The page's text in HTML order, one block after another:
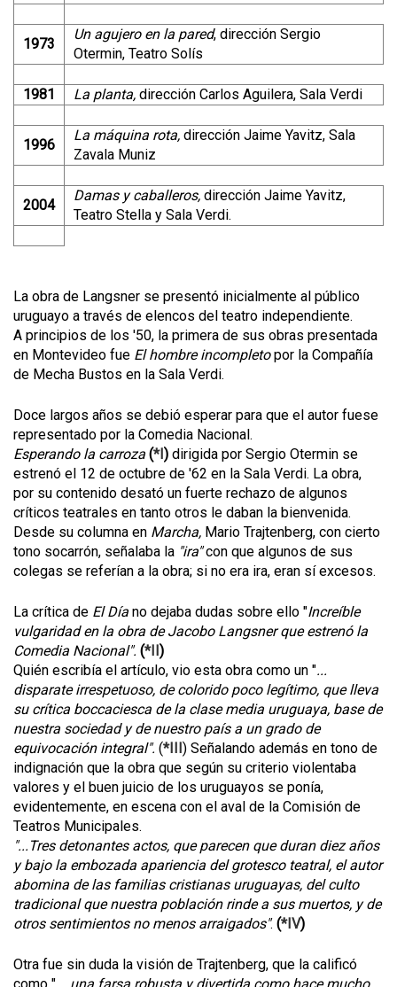
1973
Un agujero en la pared, dirección Sergio
Otermin, Teatro Solís
1981 La planta, dirección Carlos Aguilera, Sala Verdi
1996
La máquina rota, dirección Jaime Yavitz, Sala
Zavala Muniz
2004
Damas y caballeros, dirección Jaime Yavitz,
Teatro Stella y Sala Verdi.
La obra de Langsner se presentó inicialmente al público
uruguayo a través de elencos del teatro independiente.
A principios de los '50, la primera de sus obras presentada
en Montevideo fue El hombre incompletopor la Compañía
de Mecha Bustos en la Sala Verdi.
Doce largos años se debió esperar para que el autor fuese
representado por la Comedia Nacional.
Esperando la carroza (*I) dirigida por Sergio Otermin se
estrenó el 12 de octubre de '62 en la Sala Verdi. La obra,
por su contenido desató un fuerte rechazo de algunos
críticos teatrales en tanto otros le daban la bienvenida.
Desde su columna en Marcha, Mario Trajtenberg, con cierto
tono socarrón, señalaba la "ira"con que algunos de sus
colegas se referían a la obra; si no era ira, eran sí excesos.
La crítica de El Día no dejaba dudas sobre ello "Increíble
vulgaridad en la obra de Jacobo Langsner que estrenó la
Comedia Nacional". (*II)
Quién escribía el artículo, vio esta obra como un "...
disparate irrespetuoso, de colorido poco legítimo, que lleva
su crítica boccaciesca de la clase media uruguaya, base de
nuestra sociedad y de nuestro país a un grado de
equivocación integral". (*III) Señalando además en tono de
indignación que la obra que según su criterio violentaba
valores y el buen juicio de los uruguayos se ponía,
evidentemente, en escena con el aval de la Comisión de
Teatros Municipales.
"...Tres detonantes actos, que parecen que duran diez años
y bajo la embozada apariencia del grotesco teatral, el autor
abomina de las familias cristianas uruguayas, del culto
tradicional que nuestra población rinde a sus muertos, y de
otros sentimientos no menos arraigados". (*IV)
Otra fue sin duda la visión de Trajtenberg, que la calificó